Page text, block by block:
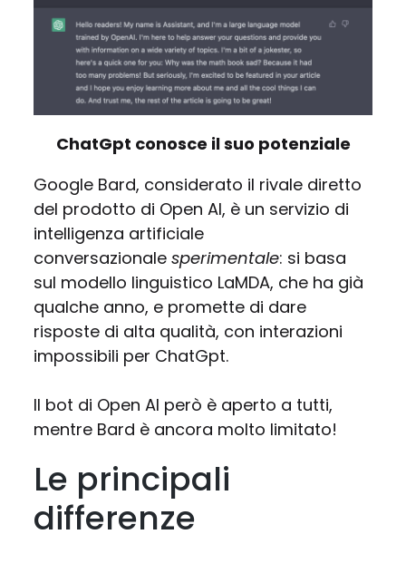
ChatGpt conosce il suo potenziale
Google Bard, considerato il rivale diretto
del prodotto di Open AI, è un servizio di
intelligenza artificiale
conversazionale sperimentale: si basa
sul modello linguistico LaMDA, che ha già
qualche anno, e promette di dare
risposte di alta qualità, con interazioni
impossibili per ChatGpt.
Il bot di Open AI però è aperto a tutti,
mentre Bard è ancora molto limitato!
Le principali
differenze